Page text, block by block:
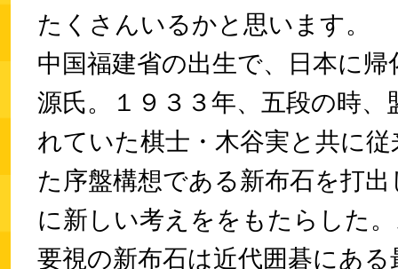
たくさんいるかと思います。
中国福建省の出生で、日本に帰
源氏。１９３３年、五段の時、
れていた棋士・木谷実と共に
た序盤構想である新布石を打出
に新しい考えををもたらした
要視の新布石は近代囲碁にある